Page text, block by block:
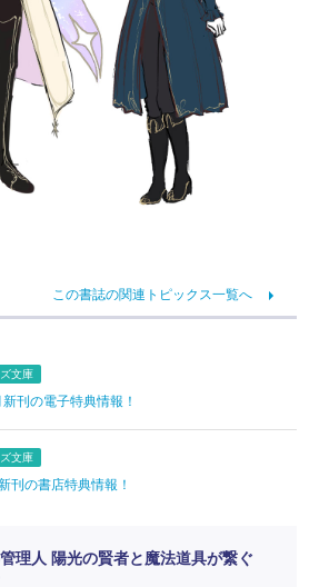
この書誌の関連トピックス一覧へ
文庫
刊の電子特典情報！
文庫
刊の書店特典情報！
理人 陽光の賢者と魔法道具が繋ぐ